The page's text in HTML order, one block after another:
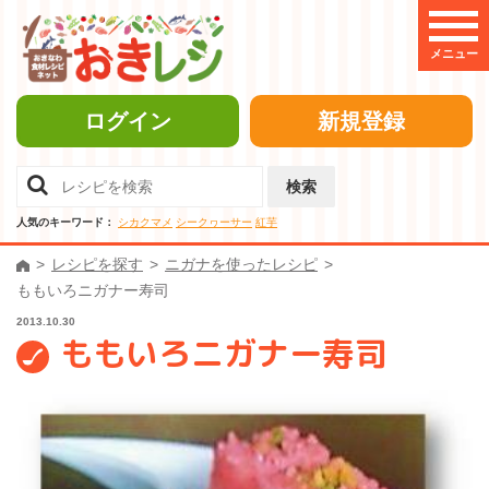
メニュー
ログイン 新規登録
検索
人気のキーワード： シカクマメ シークヮーサー 紅芋
レシピを探す
ニガナを使ったレシピ
ももいろニガナー寿司
2013.10.30
ももいろニガナー寿司